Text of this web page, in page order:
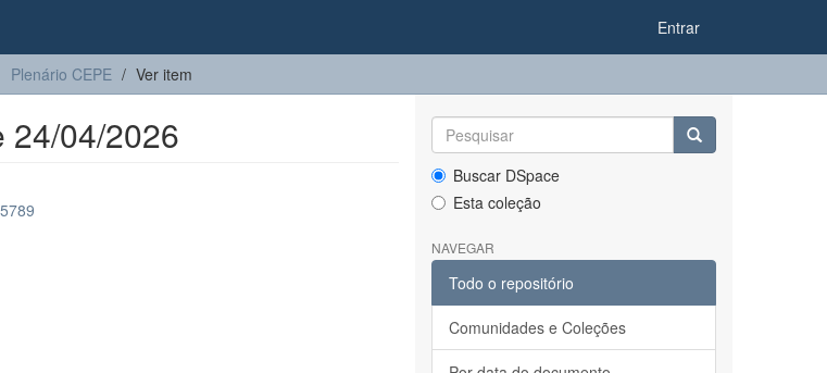
Entrar
Plenário CEPE Ver item
24/04/2026
Buscar DSpace
Esta coleção
NAVEGAR
Todo o repositório
Comunidades e Coleções